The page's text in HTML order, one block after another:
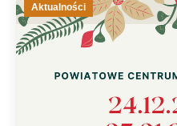
Aktualności